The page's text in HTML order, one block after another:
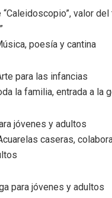
valor
poesía y cantina
para las infancias
la familia, entrada a la
jóvenes y adultos
caseras,
para jóvenes y adultos